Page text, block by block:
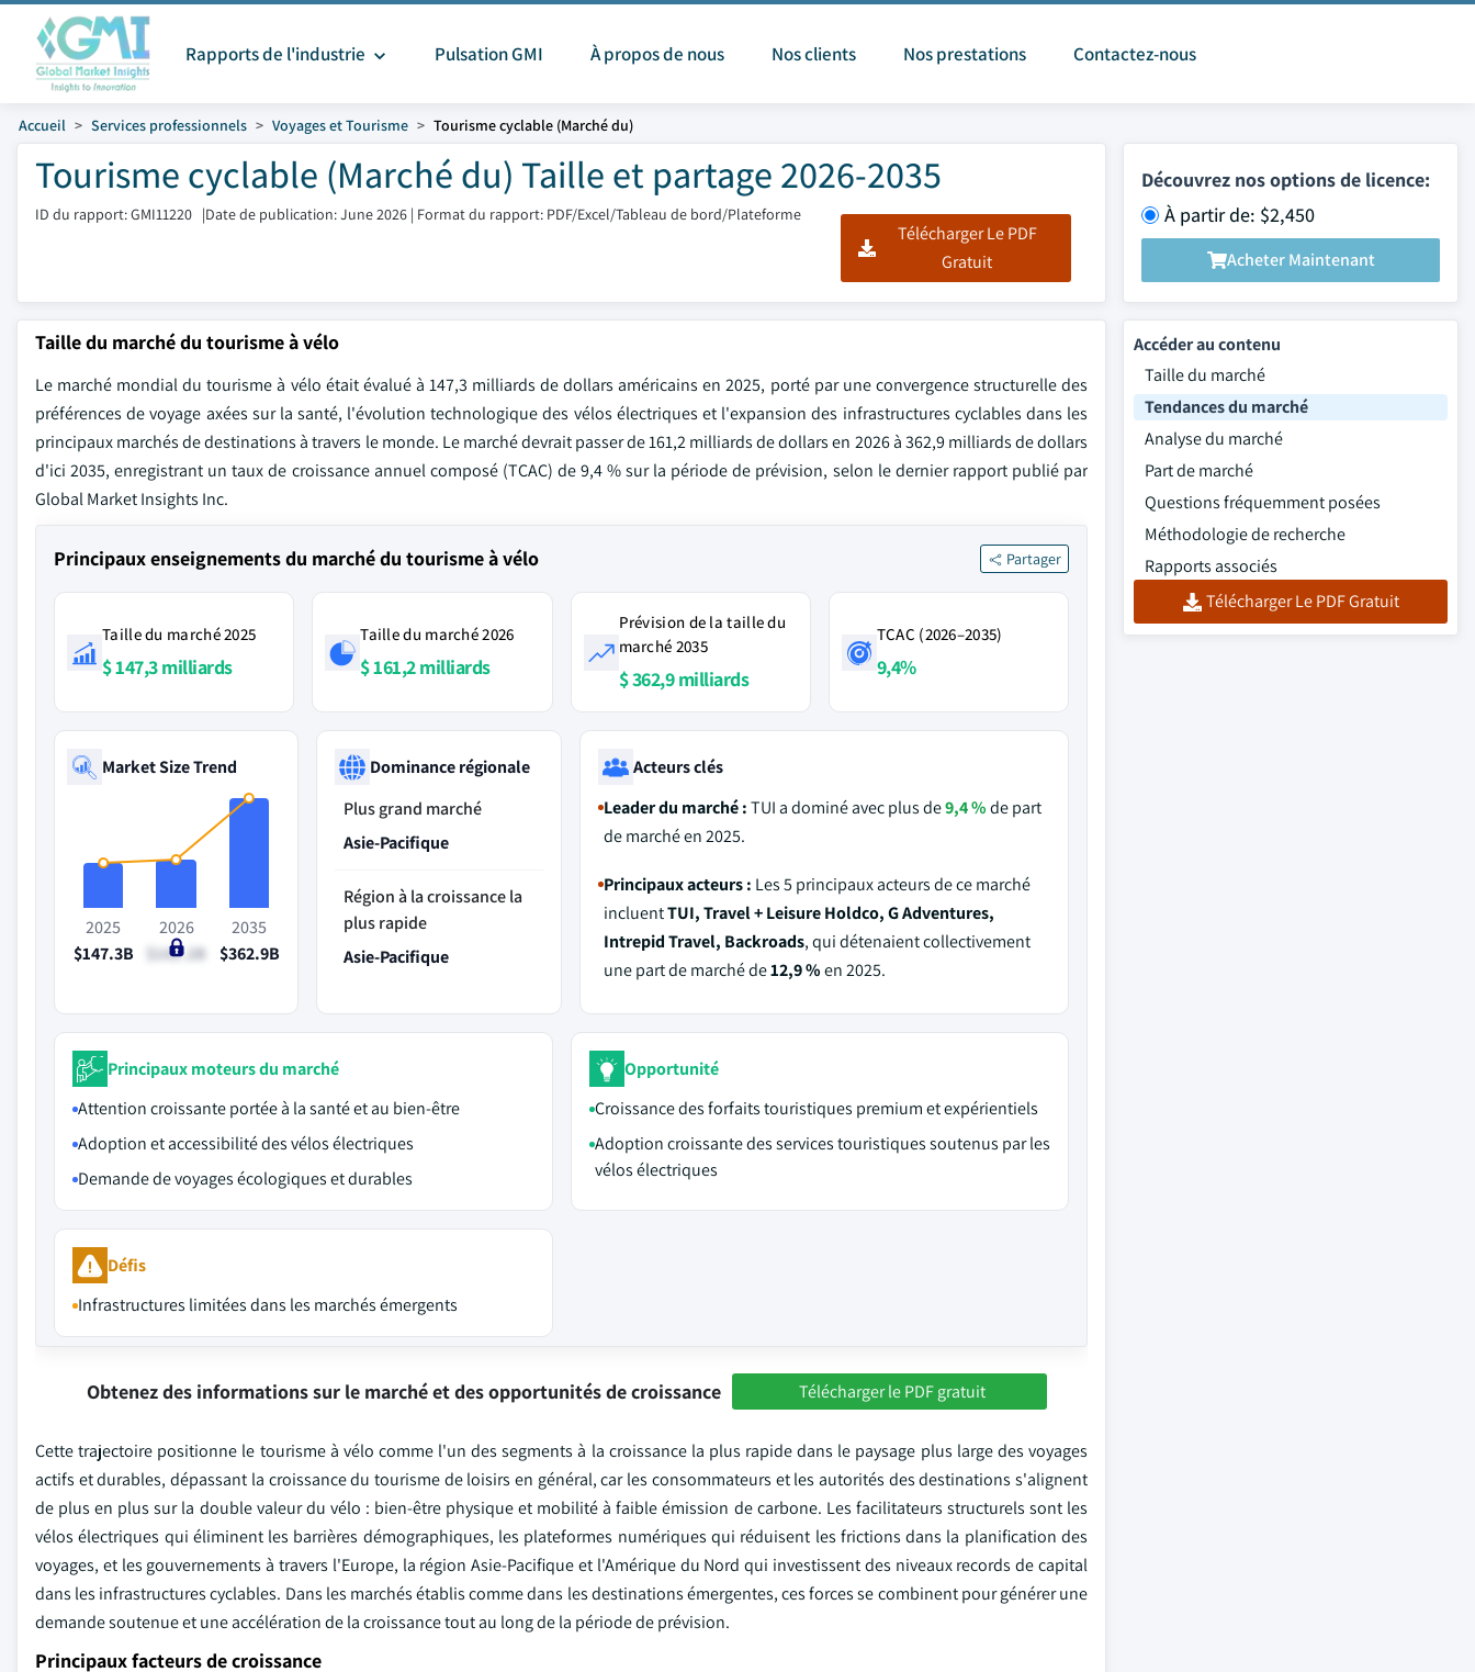
Rapports de l'industrie Pulsation GMI À propos de nous Nos clients Nos prestations Contactez-nous
Accueil Services professionnels Voyages et Tourisme Tourisme cyclable (Marché du)
Tourisme cyclable (Marché du) Taille et partage 2026-2035
ID du rapport: GMI11220 |Date de publication: June 2026 | Format du rapport: PDF/Excel/Tableau de bord/Plateforme
Télécharger Le PDF
Gratuit
Découvrez nos options de licence:
À partir de: $2,450
Acheter Maintenant
Taille du marché du tourisme à vélo
Le marché mondial du tourisme à vélo était évalué à 147,3 milliards de dollars américains en 2025, porté par une convergence structurelle des
préférences de voyage axées sur la santé, l'évolution technologique des vélos électriques et l'expansion des infrastructures cyclables dans les
principaux marchés de destinations à travers le monde. Le marché devrait passer de 161,2 milliards de dollars en 2026 à 362,9 milliards de dollars
d'ici 2035, enregistrant un taux de croissance annuel composé (TCAC) de 9,4 % sur la période de prévision, selon le dernier rapport publié par
Global Market Insights Inc.
Principaux enseignements du marché du tourisme à vélo Partager
Taille du marché 2025
$ 147,3 milliards
Taille du marché 2026
$ 161,2 milliards
Prévision de la taille du
marché 2035
$ 362,9 milliards
TCAC (2026–2035)
9,4%
Market Size Trend
2025
$147.3B
2026
$161.2B
2035
$362.9B
Dominance régionale
Plus grand marché
Asie-Pacifique
Région à la croissance la
plus rapide
Asie-Pacifique
Acteurs clés
Leader du marché :TUI a dominé avec plus de9,4 %de part
de marché en 2025.
Principaux acteurs : Les 5 principaux acteurs de ce marché
incluentTUI, Travel + Leisure Holdco, G Adventures,
Intrepid Travel, Backroads, qui détenaient collectivement
une part de marché de12,9 %en 2025.
Principaux moteurs du marché
Attention croissante portée à la santé et au bien-être
Adoption et accessibilité des vélos électriques
Demande de voyages écologiques et durables
Opportunité
Croissance des forfaits touristiques premium et expérientiels
Adoption croissante des services touristiques soutenus par les
vélos électriques
Défis
Infrastructures limitées dans les marchés émergents
Obtenez des informations sur le marché et des opportunités de croissance Télécharger le PDF gratuit
Cette trajectoire positionne le tourisme à vélo comme l'un des segments à la croissance la plus rapide dans le paysage plus large des voyages
actifs et durables, dépassant la croissance du tourisme de loisirs en général, car les consommateurs et les autorités des destinations s'alignent
de plus en plus sur la double valeur du vélo : bien-être physique et mobilité à faible émission de carbone. Les facilitateurs structurels sont les
vélos électriques qui éliminent les barrières démographiques, les plateformes numériques qui réduisent les frictions dans la planification des
voyages, et les gouvernements à travers l'Europe, la région Asie-Pacifique et l'Amérique du Nord qui investissent des niveaux records de capital
dans les infrastructures cyclables. Dans les marchés établis comme dans les destinations émergentes, ces forces se combinent pour générer une
demande soutenue et une accélération de la croissance tout au long de la période de prévision.
Principaux facteurs de croissance
Accéder au contenu
Taille du marché
Tendances du marché
Analyse du marché
Part de marché
Questions fréquemment posées
Méthodologie de recherche
Rapports associés
Télécharger Le PDF Gratuit